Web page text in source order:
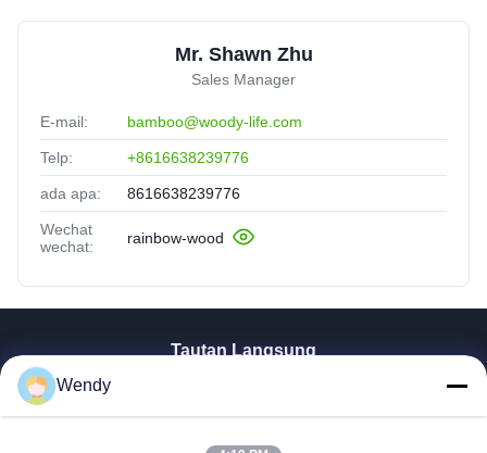
Mr. Shawn Zhu
Sales Manager
E-mail: bamboo@woody-life.com
Telp: +8616638239776
ada apa: 8616638239776
Wechat
wechat:
rainbow-wood
Tautan Langsung
Produk
Video
Wendy